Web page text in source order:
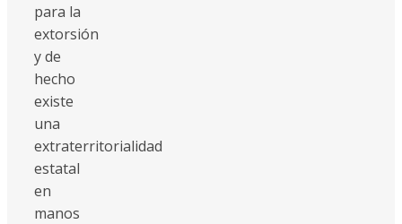
para la
extorsión
y de
hecho
existe
una
extraterritorialidad
estatal
en
manos